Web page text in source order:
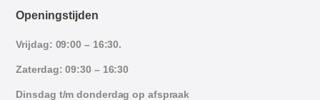
Openingstijden
Vrijdag: 09:00 – 16:30.
Zaterdag: 09:30 – 16:30
Dinsdag t/m donderdag op afspraak